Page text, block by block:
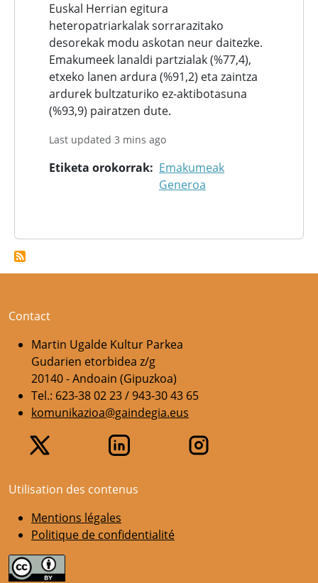
Euskal Herrian egitura
heteropatriarkalak sorrarazitako
desorekak modu askotan neur daitezke.
Emakumeek lanaldi partzialak (%77,4),
etxeko lanen ardura (%91,2) eta zaintza
ardurek bultzaturiko ez-aktibotasuna
(%93,9) pairatzen dute.
Last updated 3 mins ago
Etiketa orokorrak
Emakumeak
Generoa
Contact
Martin Ugalde Kultur Parkea
Gudarien etorbidea z/g
20140 - Andoain (Gipuzkoa)
Tel.: 623-38 02 23 / 943-30 43 65
komunikazioa@gaindegia.eus
Utilisation des contenus
Mentions légales
Politique de confidentialité